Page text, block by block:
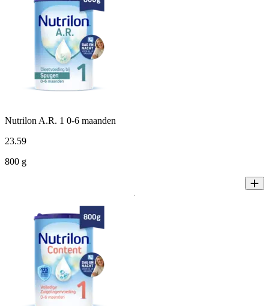
Nutrilon A.R. 1 0-6 maanden
23.59
800 g